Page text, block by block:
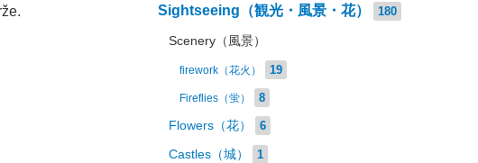
Sightseeing（観光・風景・花） 180
Scenery（風景）
firework（花火） 19
Fireflies（蛍） 8
Flowers（花） 6
Castles（城） 1